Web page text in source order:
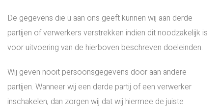
De gegevens die u aan ons geeft kunnen wij aan derde
partijen of verwerkers verstrekken indien dit noodzakelijk is
voor uitvoering van de hierboven beschreven doeleinden.
Wij geven nooit persoonsgegevens door aan andere
partijen. Wanneer wij een derde partij of een verwerker
inschakelen, dan zorgen wij dat wij hiermee de juiste